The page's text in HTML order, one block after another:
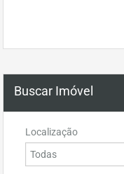
Buscar Imóvel
Localização